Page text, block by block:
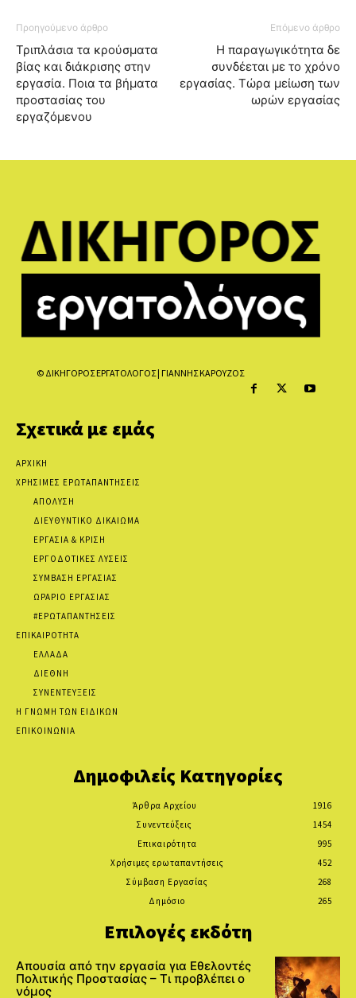
Προηγούμενο άρθρο
Τριπλάσια τα κρούσματα
βίας και διάκρισης στην
εργασία. Ποια τα βήματα
προστασίας του
εργαζόμενου
Επόμενο άρθρο
Η παραγωγικότητα δε
συνδέεται με το χρόνο
εργασίας. Τώρα μείωση των
ωρών εργασίας
© ΔΙΚΗΓΟΡΟΣ ΕΡΓΑΤΟΛΟΓΟΣ | ΓΙΑΝΝΗΣ ΚΑΡΟΥΖΟΣ
Σχετικά με εμάς
ΑΡΧΙΚΗ
ΧΡΗΣΙΜΕΣ ΕΡΩΤΑΠΑΝΤΗΣΕΙΣ
ΑΠΟΛΥΣΗ
ΔΙΕΥΘΥΝΤΙΚΟ ΔΙΚΑΙΩΜΑ
ΕΡΓΑΣΙΑ & ΚΡΙΣΗ
ΕΡΓΟΔΟΤΙΚΕΣ ΛΥΣΕΙΣ
ΣΥΜΒΑΣΗ ΕΡΓΑΣΙΑΣ
ΩΡΑΡΙΟ ΕΡΓΑΣΙΑΣ
#ΕΡΩΤΑΠΑΝΤΗΣΕΙΣ
ΕΠΙΚΑΙΡΟΤΗΤΑ
ΕΛΛΑΔΑ
ΔΙΕΘΝΗ
ΣΥΝΕΝΤΕΥΞΕΙΣ
Η ΓΝΩΜΗ ΤΩΝ ΕΙΔΙΚΩΝ
ΕΠΙΚΟΙΝΩΝΙΑ
Δημοφιλείς Κατηγορίες
Άρθρα Αρχείου
1916
Συνεντεύξεις
1454
Επικαιρότητα
995
Χρήσιμες ερωταπαντήσεις
452
Σύμβαση Εργασίας
268
Δημόσιο
265
Επιλογές εκδότη
Απουσία από την εργασία για Εθελοντές
Πολιτικής Προστασίας – Τι προβλέπει ο
νόμος